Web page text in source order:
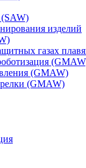
(SAW)
изделий
газах
(GMAW)
(GMAW)